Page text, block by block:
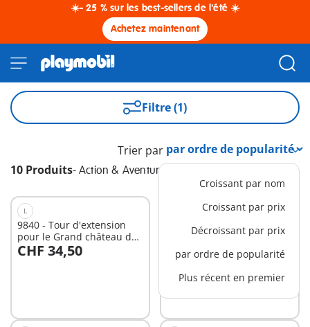
☀️- 25 % sur les best-sellers de l'été ☀️
Achetez maintenant
Filtre (1)
10 Produits- Action & Aventure
Trier par
Croissant par nom
Croissant par prix
Décroissant par prix
par ordre de popularité
Plus récent en premier
L
9840 - Tour d'extension
pour le Grand château des
Chevaliers Novelmore
CHF 34,50
Au panier
71040 - Sauveteur en mer
et quad
CHF 11,90
Au panier